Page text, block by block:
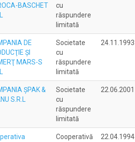
BASCHET
cu
răspundere
limitată
DE
ŞI
MARS-S
Societate
cu
răspundere
limitată
24.11.1993
ŞPAK &
S.R.L
Societate
cu
răspundere
limitată
22.06.2001
Cooperativă
22.04.1994